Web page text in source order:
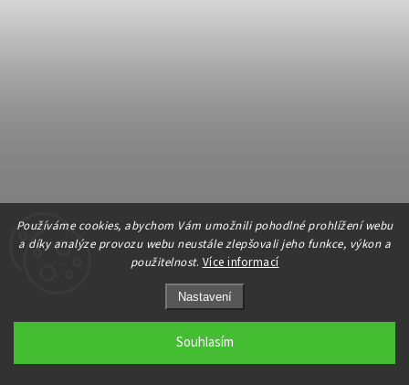
Používáme cookies, abychom Vám umožnili pohodlné prohlížení webu
a díky analýze provozu webu neustále zlepšovali jeho funkce, výkon a
použitelnost. Více informací
Nastavení
Souhlasím
Balzamikový ocet s malinami - Eleon Gourmet - 250ml